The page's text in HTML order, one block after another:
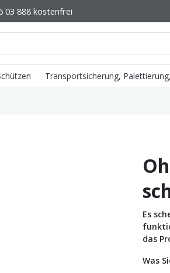
03 888 kostenfrei
Transportsicherung,
Es
das
Was